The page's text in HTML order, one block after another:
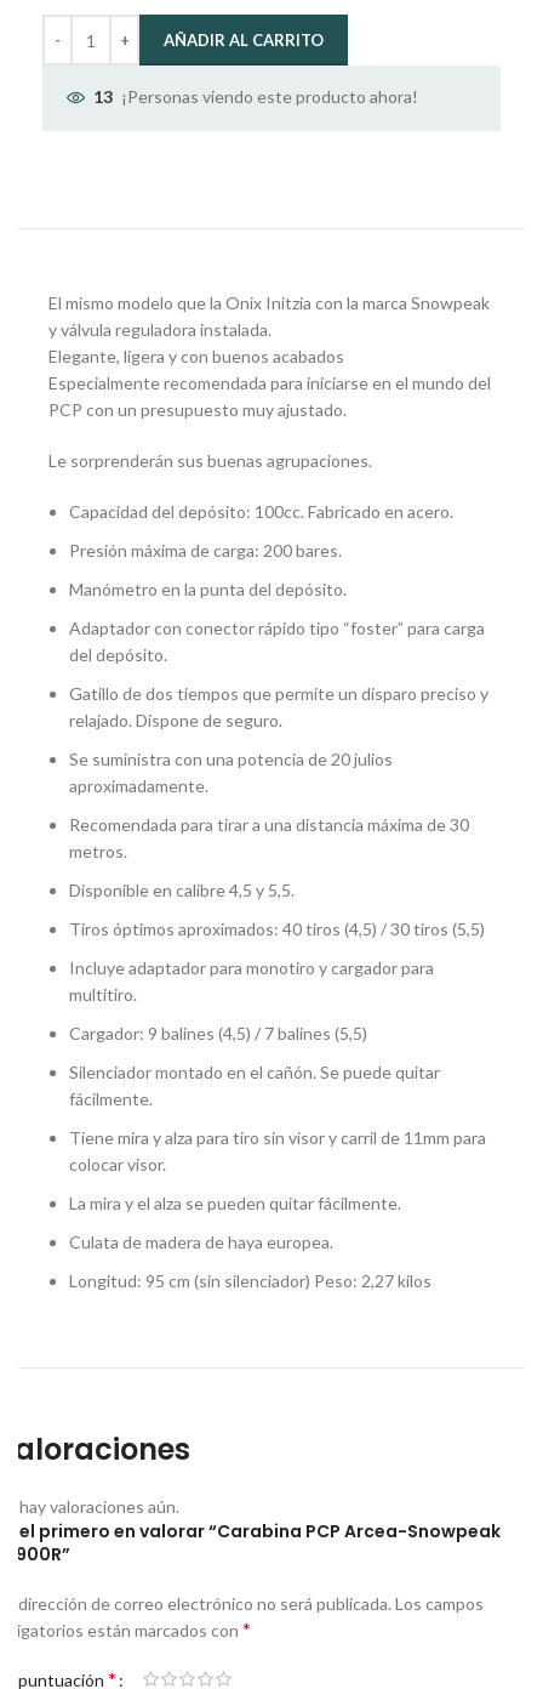
AÑADIR AL CARRITO
13 ¡Personas viendo este producto ahora!
El mismo modelo que la Onix Initzia con la marca Snowpeak
y válvula reguladora instalada.
Elegante, ligera y con buenos acabados
Especialmente recomendada para iniciarse en el mundo del
PCP con un presupuesto muy ajustado.
Le sorprenderán sus buenas agrupaciones.
Capacidad del depósito: 100cc. Fabricado en acero.
Presión máxima de carga: 200 bares.
Manómetro en la punta del depósito.
Adaptador con conector rápido tipo “foster” para carga
del depósito.
Gatillo de dos tiempos que permite un disparo preciso y
relajado. Dispone de seguro.
Se suministra con una potencia de 20 julios
aproximadamente.
Recomendada para tirar a una distancia máxima de 30
metros.
Disponible en calibre 4,5 y 5,5.
Tiros óptimos aproximados: 40 tiros (4,5) / 30 tiros (5,5)
Incluye adaptador para monotiro y cargador para
multitiro.
Cargador: 9 balines (4,5) / 7 balines (5,5)
Silenciador montado en el cañón. Se puede quitar
fácilmente.
Tiene mira y alza para tiro sin visor y carril de 11mm para
colocar visor.
La mira y el alza se pueden quitar fácilmente.
Culata de madera de haya europea.
Longitud: 95 cm (sin silenciador) Peso: 2,27 kilos
hay valoraciones aún.
el primero en valorar “Carabina PCP Arcea-Snowpeak
dirección de correo electrónico no será publicada.Los campos
están marcados con *
puntuación *